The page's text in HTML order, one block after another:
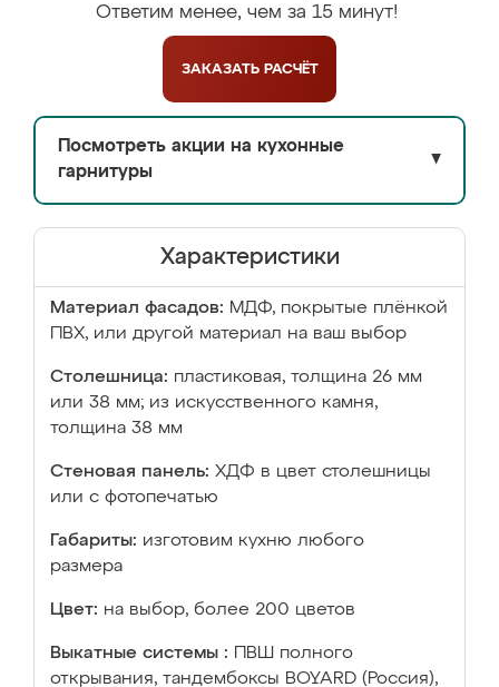
Ответим менее, чем за 15 минут!
ЗАКАЗАТЬ РАСЧЁТ
Посмотреть акции на кухонные
гарнитуры
▼
Характеристики
Материал фасадов: МДФ, покрытые плёнкой
ПВХ, или другой материал на ваш выбор
Столешница: пластиковая, толщина 26 мм
или 38 мм; из искусственного камня,
толщина 38 мм
Стеновая панель: ХДФ в цвет столешницы
или с фотопечатью
Габариты: изготовим кухню любого
размера
Цвет: на выбор, более 200 цветов
Выкатные системы :
ПВШ полного
открывания, тандембоксы BOYARD (Россия),